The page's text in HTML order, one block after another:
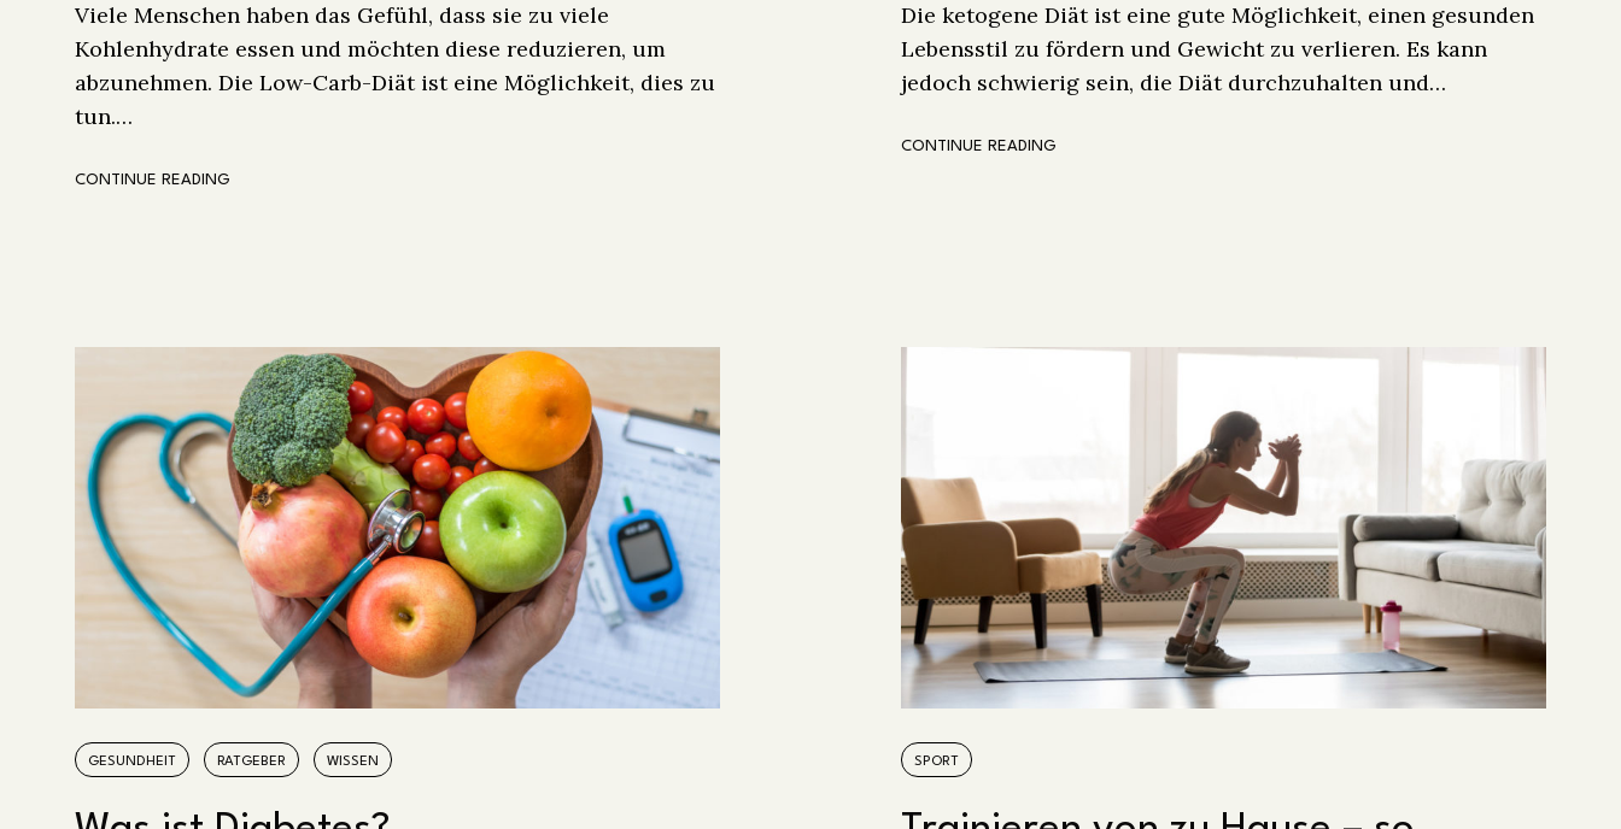
Viele Menschen haben das Gefühl, dass sie zu viele
Kohlenhydrate essen und möchten diese reduzieren, um
abzunehmen. Die Low-Carb-Diät ist eine Möglichkeit, dies zu
tun.…
CONTINUE READING
Die ketogene Diät ist eine gute Möglichkeit, einen gesunden
Lebensstil zu fördern und Gewicht zu verlieren. Es kann
jedoch schwierig sein, die Diät durchzuhalten und…
CONTINUE READING
GESUNDHEIT RATGEBER WISSEN SPORT